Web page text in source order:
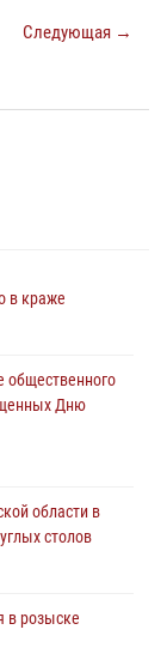
Следующая →
в краже
общественного
Дню
области в
столов
в розыске